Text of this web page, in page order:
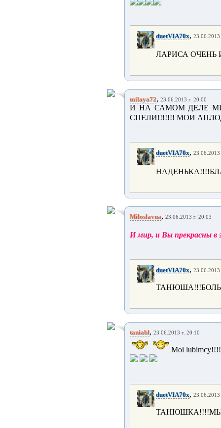
duetVIA70x, 23.06.2013
ЛАРИСА ОЧЕНЬ
milaya72, 23.06.2013 г. 20:00
И НА САМОМ ДЕЛЕ
СПЕЛИ!!!!!!! МОИ
duetVIA70x, 23.06.2013
Miloslavna, 23.06.2013 г. 20:03
И мир, и Вы прекрасны в
duetVIA70x, 23.06.2013
taniabl, 23.06.2013 г. 20:10
Moi
duetVIA70x, 23.06.2013